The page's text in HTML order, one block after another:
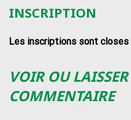
INSCRIPTION
Les inscriptions sont
VOIR OU
COMMENTAIRE